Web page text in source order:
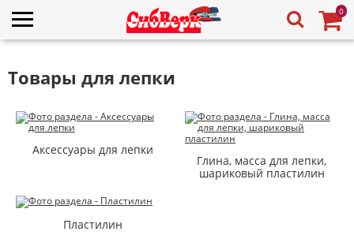
0
Товары для лепки
Аксессуары для лепки
Глина, масса для лепки,
шариковый пластилин
Пластилин